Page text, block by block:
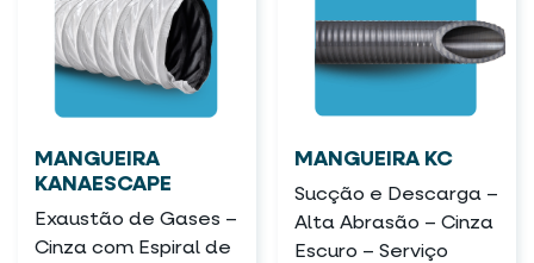
MANGUEIRA
KANAESCAPE
Exaustão de Gases –
Cinza com Espiral de
MANGUEIRA KC
Sucção e Descarga –
Alta Abrasão – Cinza
Escuro – Serviço